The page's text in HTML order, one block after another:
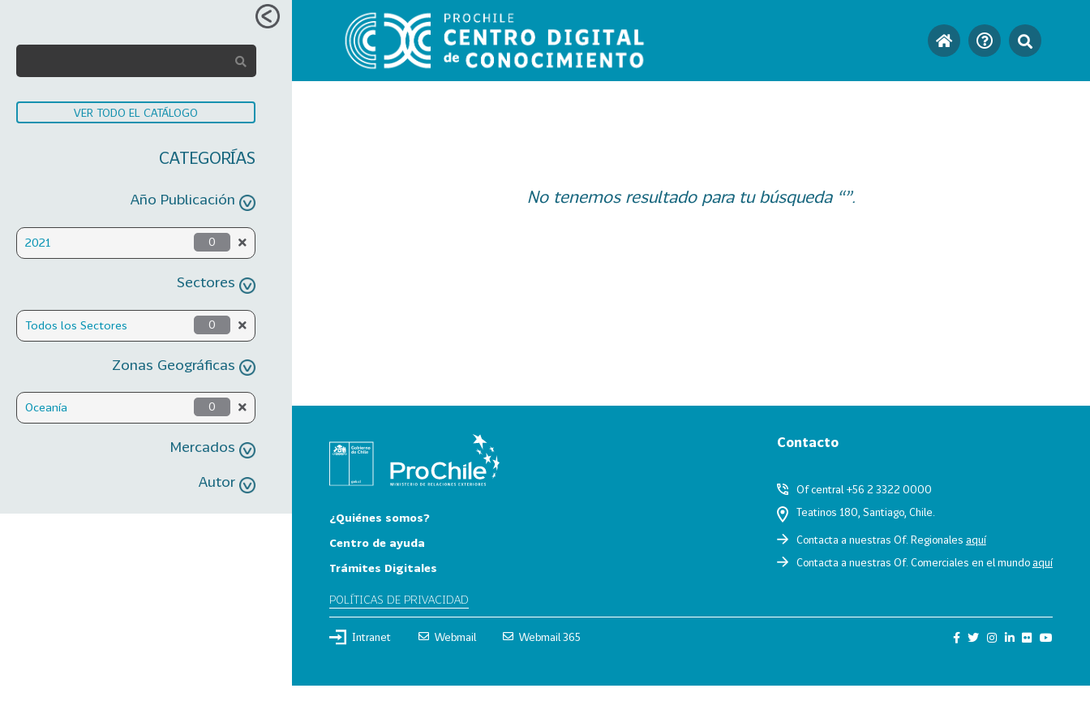
VER TODO EL CATÁLOGO
CATEGORÍAS
Año Publicación
2021 0
Sectores
Todos los Sectores 0
Zonas Geográficas
Oceanía 0
Mercados
Autor
No tenemos resultado para tu búsqueda “”.
¿Quiénes somos?
Centro de ayuda
Trámites Digitales
POLÍTICAS DE PRIVACIDAD
Contacto
Of central +56 2 3322 0000
Teatinos 180, Santiago, Chile.
Contacta a nuestras Of. Regionales aquí
Contacta a nuestras Of. Comerciales en el mundoaquí
Intranet Webmail Webmail 365